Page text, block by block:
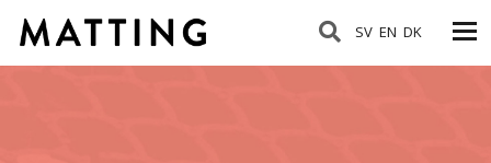
SV EN DK